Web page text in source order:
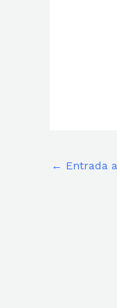
← Entrada